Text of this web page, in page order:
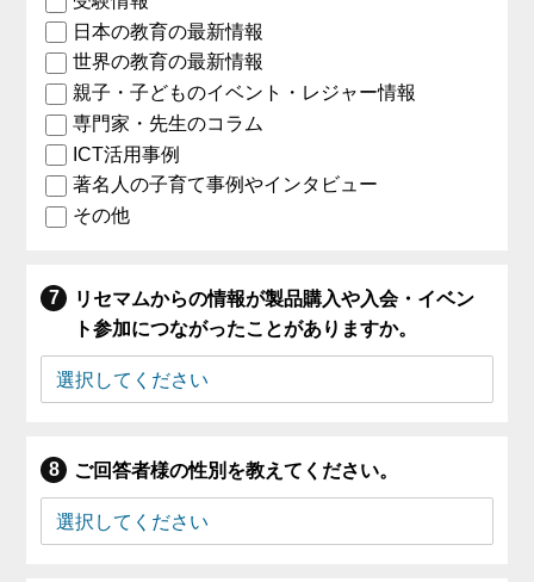
日本の教育の最新情報
世界の教育の最新情報
親子・子どものイベント・レジャー情報
専門家・先生のコラム
ICT活用事例
著名人の子育て事例やインタビュー
その他
リセマムからの情報が製品購入や入会・イベン
ト参加につながったことがありますか。
ご回答者様の性別を教えてください。